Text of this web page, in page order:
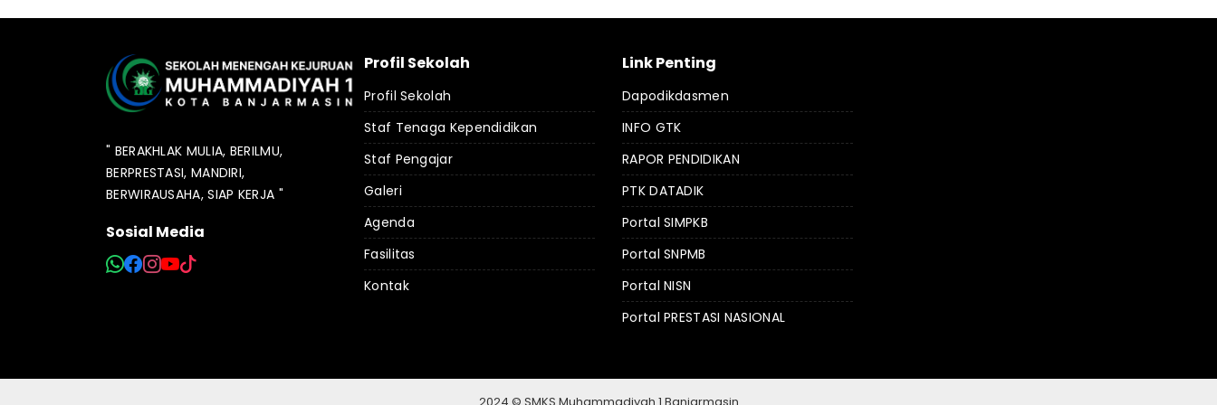
" BERAKHLAK MULIA, BERILMU,
BERPRESTASI, MANDIRI,
BERWIRAUSAHA, SIAP KERJA "
Sosial Media
Profil Sekolah
Profil Sekolah
Staf Tenaga Kependidikan
Staf Pengajar
Galeri
Agenda
Fasilitas
Kontak
Link Penting
Dapodikdasmen
INFO GTK
RAPOR PENDIDIKAN
PTK DATADIK
Portal SIMPKB
Portal SNPMB
Portal NISN
Portal PRESTASI NASIONAL
2024 © SMKS Muhammadiyah 1 Banjarmasin